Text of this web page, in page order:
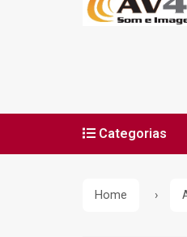
Categorias
Home